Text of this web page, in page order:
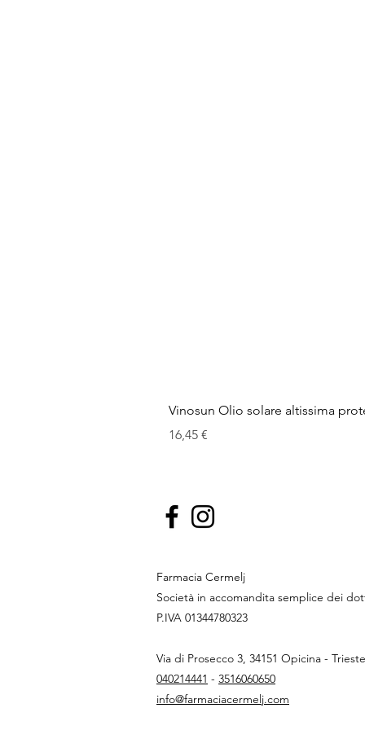
Vinosun Olio solare altissima
Cena
16,45 €
Farmacia Cermelj
Società in accomandita semplice dei
P.IVA 01344780323
Via di Prosecco 3, 34151 Opicina -
040214441 - 3516060650
info@farmaciacermelj.com